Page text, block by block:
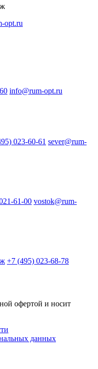
opt.ru
info@rum-opt.ru
023-60-61 sever@rum-
61-00 vostok@rum-
+7 (495) 023-68-78
офертой и носит
данных